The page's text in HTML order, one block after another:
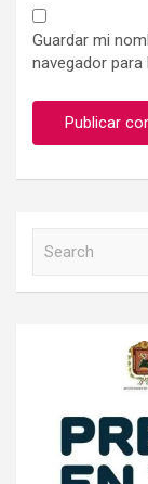
Guardar mi
navegador